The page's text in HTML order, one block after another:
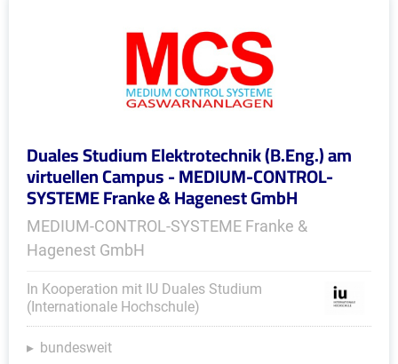
Duales Studium Elektrotechnik (B.Eng.) am
virtuellen Campus - MEDIUM-CONTROL-
SYSTEME Franke & Hagenest GmbH
MEDIUM-CONTROL-SYSTEME Franke &
Hagenest GmbH
In Kooperation mit IU Duales Studium
(Internationale Hochschule)
bundesweit